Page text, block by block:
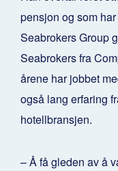
pensjon og som
Seabrokers Group
Seabrokers fra
årene har jobbet
også lang erfaring
hotellbransjen.
– Å få gleden av å